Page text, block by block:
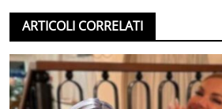
ARTICOLI CORRELATI